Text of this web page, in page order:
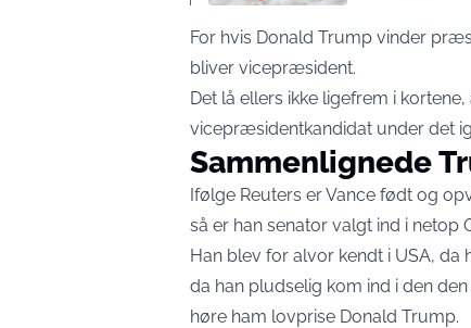
For hvis Donald Trump vinder
bliver vicepræsident.
Det lå ellers ikke ligefrem i
vicepræsidentkandidat under det
Sammenlignede
Ifølge Reuters er Vance født og
så er han senator valgt ind i netop
Han blev for alvor kendt i USA, da
da han pludselig kom ind i den
høre ham lovprise Donald Trump.